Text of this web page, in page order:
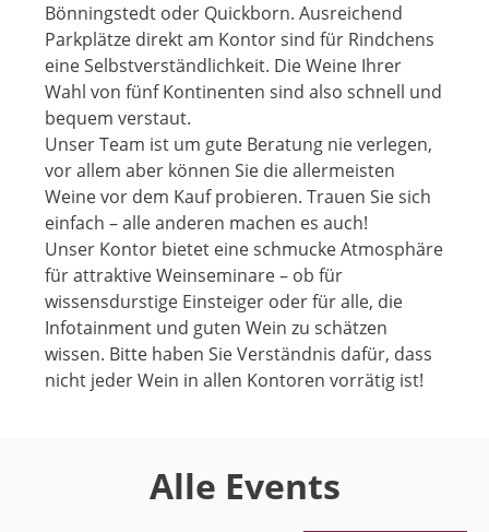
Bönningstedt oder Quickborn. Ausreichend
Parkplätze direkt am Kontor sind für Rindchens
eine Selbstverständlichkeit. Die Weine Ihrer
Wahl von fünf Kontinenten sind also schnell und
bequem verstaut.
Unser Team ist um gute Beratung nie verlegen,
vor allem aber können Sie die allermeisten
Weine vor dem Kauf probieren. Trauen Sie sich
einfach – alle anderen machen es auch!
Unser Kontor bietet eine schmucke Atmosphäre
für attraktive Weinseminare – ob für
wissensdurstige Einsteiger oder für alle, die
Infotainment und guten Wein zu schätzen
wissen. Bitte haben Sie Verständnis dafür, dass
nicht jeder Wein in allen Kontoren vorrätig ist!
Alle Events